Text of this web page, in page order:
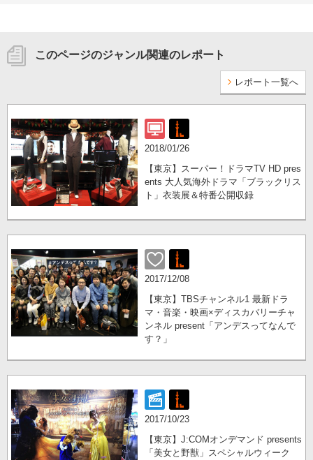
このページのジャンル関連のレポート
レポート一覧へ
2018/01/26
【東京】スーパー！ドラマTV HD pres
ents 大人気海外ドラマ「ブラックリス
ト」衣装展＆特番公開収録
2017/12/08
【東京】TBSチャンネル1 最新ドラ
マ・音楽・映画×ディスカバリーチャ
ンネル present「アンデスってなんで
す？」
2017/10/23
【東京】J:COMオンデマンド presents
「美女と野獣」スペシャルウィーク